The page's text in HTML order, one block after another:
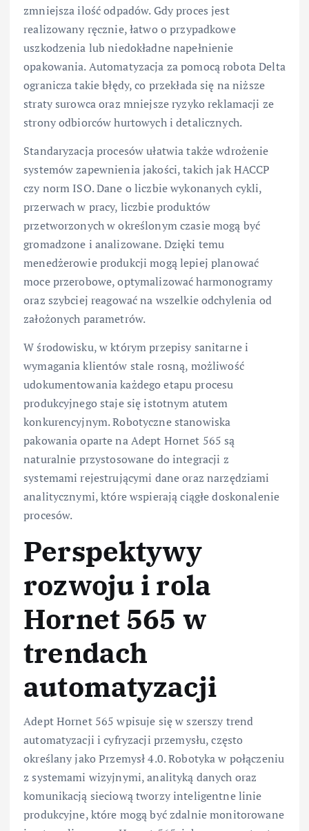
zmniejsza ilość odpadów. Gdy proces jest
realizowany ręcznie, łatwo o przypadkowe
uszkodzenia lub niedokładne napełnienie
opakowania. Automatyzacja za pomocą robota Delta
ogranicza takie błędy, co przekłada się na niższe
straty surowca oraz mniejsze ryzyko reklamacji ze
strony odbiorców hurtowych i detalicznych.
Standaryzacja procesów ułatwia także wdrożenie
systemów zapewnienia jakości, takich jak HACCP
czy norm ISO. Dane o liczbie wykonanych cykli,
przerwach w pracy, liczbie produktów
przetworzonych w określonym czasie mogą być
gromadzone i analizowane. Dzięki temu
menedżerowie produkcji mogą lepiej planować
moce przerobowe, optymalizować harmonogramy
oraz szybciej reagować na wszelkie odchylenia od
założonych parametrów.
W środowisku, w którym przepisy sanitarne i
wymagania klientów stale rosną, możliwość
udokumentowania każdego etapu procesu
produkcyjnego staje się istotnym atutem
konkurencyjnym. Robotyczne stanowiska
pakowania oparte na Adept Hornet 565 są
naturalnie przystosowane do integracji z
systemami rejestrującymi dane oraz narzędziami
analitycznymi, które wspierają ciągłe doskonalenie
procesów.
Perspektywy
rozwoju i rola
Hornet 565 w
trendach
automatyzacji
Adept Hornet 565 wpisuje się w szerszy trend
automatyzacji i cyfryzacji przemysłu, często
określany jako Przemysł 4.0. Robotyka w połączeniu
z systemami wizyjnymi, analityką danych oraz
komunikacją sieciową tworzy inteligentne linie
produkcyjne, które mogą być zdalnie monitorowane